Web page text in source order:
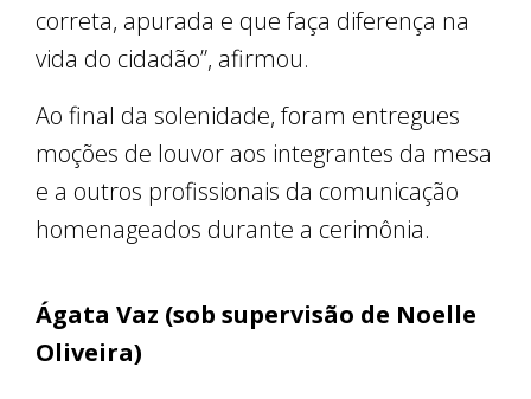
correta, apurada e que faça diferença na
vida do cidadão”, afirmou.
Ao final da solenidade, foram entregues
moções de louvor aos integrantes da mesa
e a outros profissionais da comunicação
homenageados durante a cerimônia.
Ágata Vaz (sob supervisão de Noelle
Oliveira)